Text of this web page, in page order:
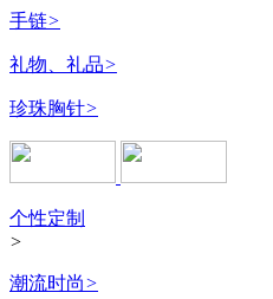
手链>
礼物、礼品>
珍珠胸针>
个性定制
>
潮流时尚>